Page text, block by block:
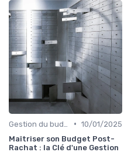
• 10/01/2025
Maîtriser son Budget Post-
Rachat : la Clé d'une Gestion